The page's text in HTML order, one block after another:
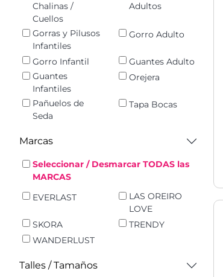
Chalinas /
Cuellos
Adultos
Gorras y Pilusos
Infantiles
Gorro Adulto
Gorro Infantil
Guantes Adulto
Guantes
Infantiles
Orejera
Pañuelos de
Seda
Tapa Bocas
Marcas
Seleccionar / Desmarcar TODAS las
MARCAS
EVERLAST
LAS OREIRO
LOVE
SKORA
TRENDY
WANDERLUST
Talles / Tamaños